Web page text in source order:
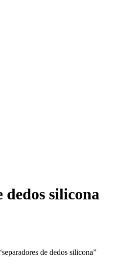
dedos silicona
de dedos silicona”